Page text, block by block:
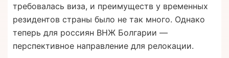
требовалась виза, и преимуществ у временных
резидентов страны было не так много. Однако
теперь для россиян ВНЖ Болгарии —
перспективное направление для релокации.